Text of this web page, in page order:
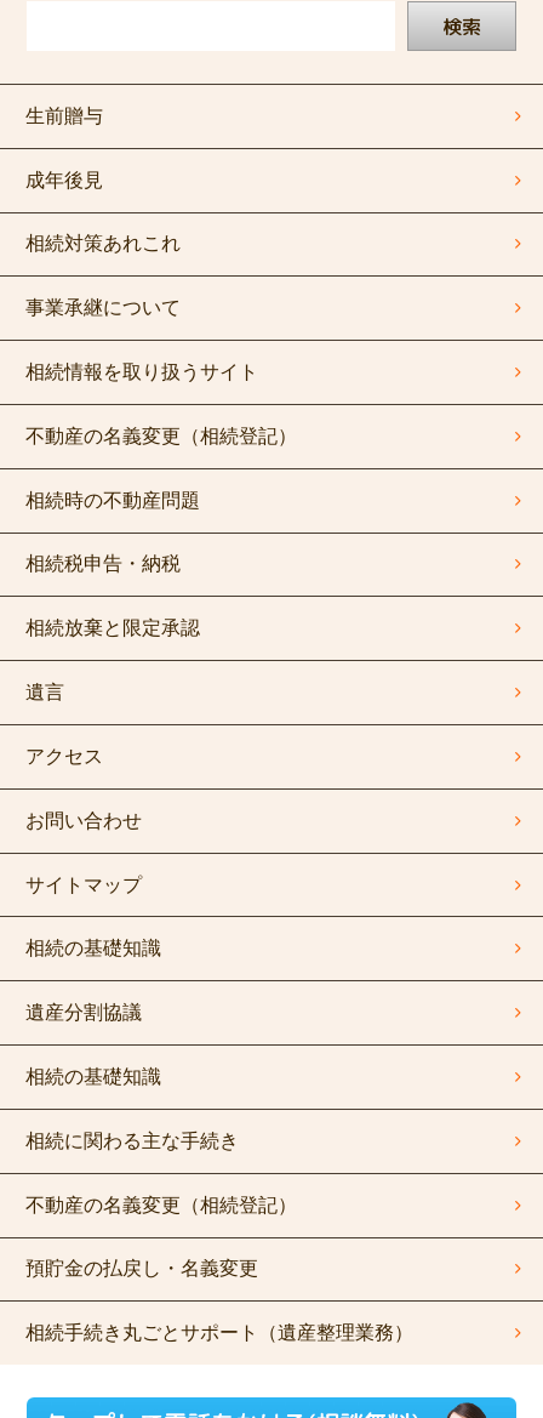
相続の基礎知識
相続に関わる主な手続き
不動産の名義変更（相続登記）
預貯金の払戻し・名義変更
相続手続き丸ごとサポート（遺産整理業務）
アクセス
お問い合わせ
サイトマップ
相続の基礎知識
遺産分割協議
不動産の名義変更（相続登記）
相続時の不動産問題
相続税申告・納税
相続放棄と限定承認
遺言
生前贈与
成年後見
相続対策あれこれ
事業承継について
相続情報を取り扱うサイト
検索